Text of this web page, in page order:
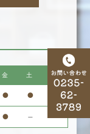
金 土 日
● ●
● － －